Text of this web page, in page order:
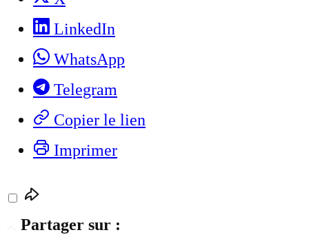
LinkedIn
WhatsApp
Telegram
Copier le lien
Imprimer
Partager sur :